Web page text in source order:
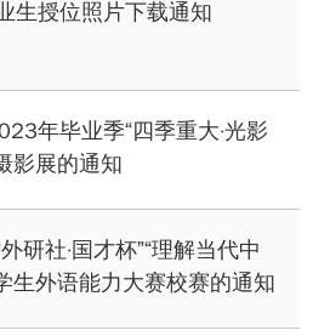
生授位照片下载通知
年毕业季“四季重大·光影
影展的通知
研社·国才杯”“理解当代中
生外语能力大赛校赛的通知